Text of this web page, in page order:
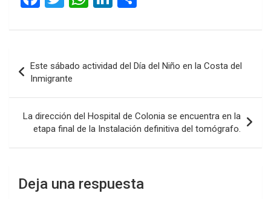
ce
o
o
k
tt at
A
p
p
ke
n
m
ar
tir
de
entradas
Este sábado actividad del Día del Niño en la Costa del
Inmigrante
La dirección del Hospital de Colonia se encuentra en la
etapa final de la Instalación definitiva del tomógrafo.
Deja una respuesta